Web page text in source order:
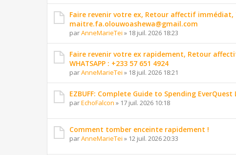
Faire revenir votre ex, Retour affectif
maitre.fa.olouwoashewa@gmail.com
parAnneMarieTei » 18 juil. 2026 18:23
Faire revenir votre ex rapidement, Retour
WHATSAPP : +233 57 651 4924
parAnneMarieTei » 18 juil. 2026 18:21
EZBUFF: Complete Guide to Spending
parEchoFalcon » 17 juil. 2026 10:18
Comment tomber enceinte rapidement !
parAnneMarieTei » 12 juil. 2026 20:33